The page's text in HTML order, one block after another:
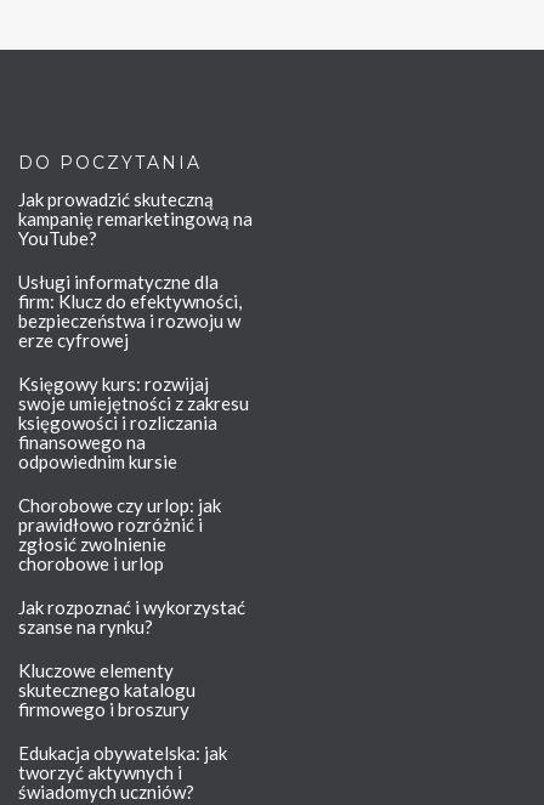
DO POCZYTANIA
Jak prowadzić skuteczną
kampanię remarketingową na
YouTube?
Usługi informatyczne dla
firm: Klucz do efektywności,
bezpieczeństwa i rozwoju w
erze cyfrowej
Księgowy kurs: rozwijaj
swoje umiejętności z zakresu
księgowości i rozliczania
finansowego na
odpowiednim kursie
Chorobowe czy urlop: jak
prawidłowo rozróżnić i
zgłosić zwolnienie
chorobowe i urlop
Jak rozpoznać i wykorzystać
szanse na rynku?
Kluczowe elementy
skutecznego katalogu
firmowego i broszury
Edukacja obywatelska: jak
tworzyć aktywnych i
świadomych uczniów?